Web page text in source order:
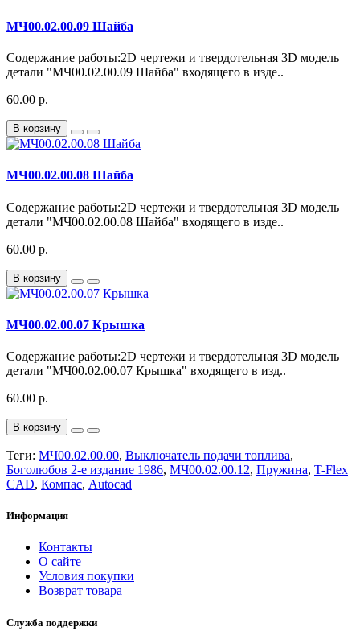
МЧ00.02.00.09 Шайба
Содержание работы:2D чертежи и твердотельная 3D модель
детали "МЧ00.02.00.09 Шайба" входящего в изде..
60.00 р.
В корзину
МЧ00.02.00.08 Шайба
Содержание работы:2D чертежи и твердотельная 3D модель
детали "МЧ00.02.00.08 Шайба" входящего в изде..
60.00 р.
В корзину
МЧ00.02.00.07 Крышка
Содержание работы:2D чертежи и твердотельная 3D модель
детали "МЧ00.02.00.07 Крышка" входящего в изд..
60.00 р.
В корзину
Теги: МЧ00.02.00.00, Выключатель подачи топлива,
Боголюбов 2-е издание 1986, МЧ00.02.00.12, Пружина, T-Flex
CAD, Компас, Autocad
Информация
Контакты
О сайте
Условия покупки
Возврат товара
Служба поддержки